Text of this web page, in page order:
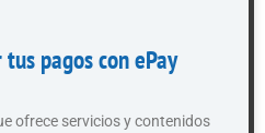
pagos con ePay
ofrece servicios y contenidos